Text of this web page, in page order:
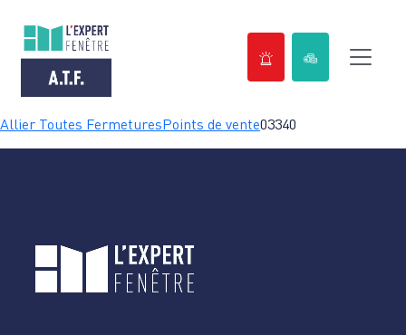
Passer
Allier Toutes FermeturesPoints de vente03340